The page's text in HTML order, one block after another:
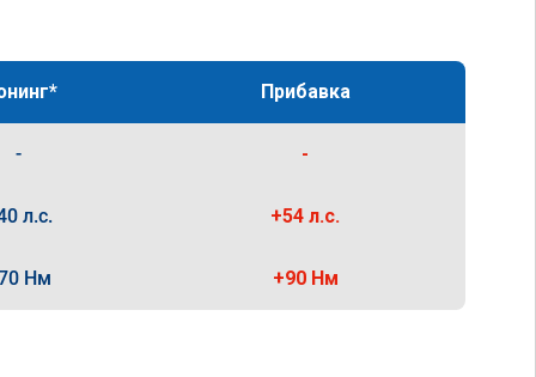
Прибавка
- -
л.с. +54 л.с.
Нм +90 Нм